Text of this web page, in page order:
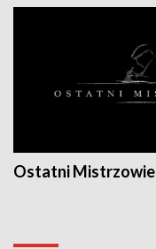
Ostatni Mistrzowie